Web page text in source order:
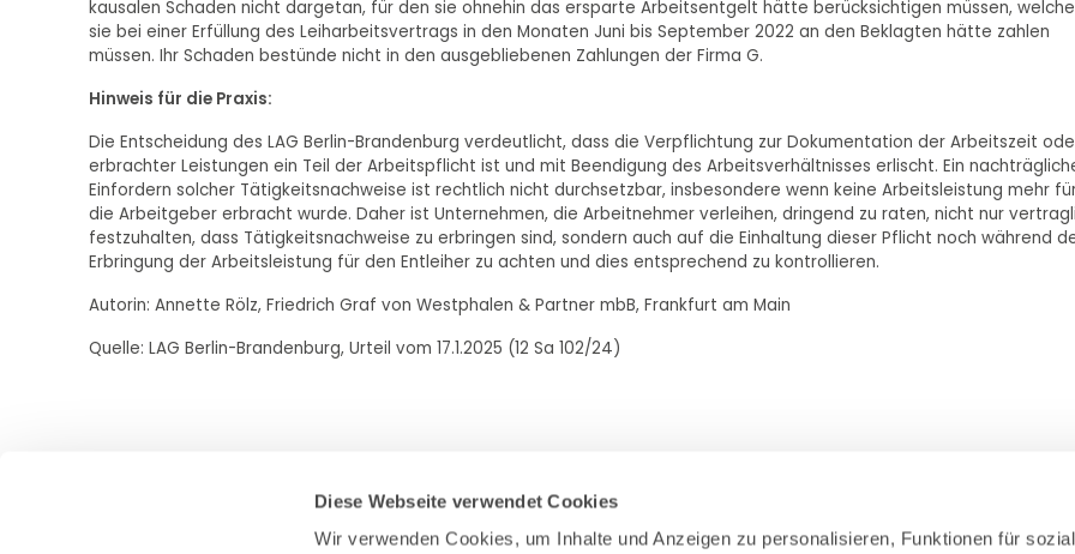
Diese Webseite verwendet Cookies
Wir verwenden Cookies, um Inhalte und Anzeigen zu personalisieren, Funktionen für
kausalen Schaden nicht dargetan, für den sie ohnehin das ersparte Arbeitsentgelt hätte berücksichtigen müssen,
sie bei einer Erfüllung des Leiharbeitsvertrags in den Monaten Juni bis September 2022 an den Beklagten hätte zahlen
müssen. Ihr Schaden bestünde nicht in den ausgebliebenen Zahlungen der Firma G.
Hinweis für die Praxis:
Die Entscheidung des LAG Berlin-Brandenburg verdeutlicht, dass die Verpflichtung zur Dokumentation der Arbeitszeit
erbrachter Leistungen ein Teil der Arbeitspflicht ist und mit Beendigung des Arbeitsverhältnisses erlischt. Ein
Einfordern solcher Tätigkeitsnachweise ist rechtlich nicht durchsetzbar, insbesondere wenn keine Arbeitsleistung mehr
die Arbeitgeber erbracht wurde. Daher ist Unternehmen, die Arbeitnehmer verleihen, dringend zu raten, nicht nur
festzuhalten, dass Tätigkeitsnachweise zu erbringen sind, sondern auch auf die Einhaltung dieser Pflicht noch während
Erbringung der Arbeitsleistung für den Entleiher zu achten und dies entsprechend zu kontrollieren.
Autorin: Annette Rölz, Friedrich Graf von Westphalen & Partner mbB, Frankfurt am Main
Quelle: LAG Berlin-Brandenburg, Urteil vom 17.1.2025 (12 Sa 102/24)